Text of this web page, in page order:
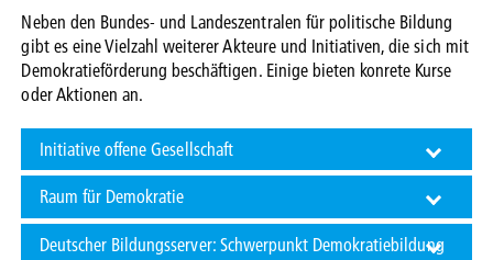
Neben den Bundes- und Landeszentralen für politische Bildung
gibt es eine Vielzahl weiterer Akteure und Initiativen, die sich mit
Demokratieförderung beschäftigen. Einige bieten konrete Kurse
oder Aktionen an.
Initiative offene Gesellschaft
Raum für Demokratie
Deutscher Bildungsserver: Schwerpunkt Demokratiebildung